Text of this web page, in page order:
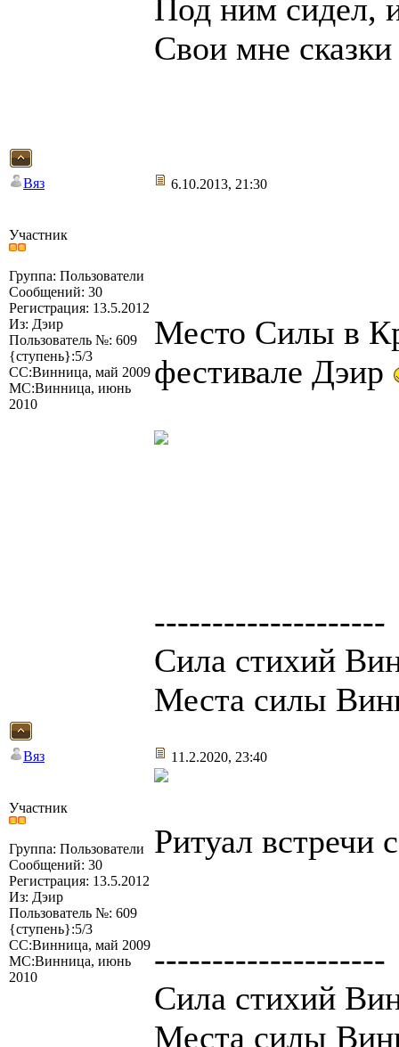
Под ним сидел,
Свои мне
Вяз 6.10.2013, 21:30
Участник
Группа: Пользователи
Сообщений: 30
Регистрация: 13.5.2012
Из: Дэир
Пользователь №: 609
{ступень}:5/3
СС:Винница, май 2009
МС:Винница, июнь
2010
Место Силы в
фестивале Дэир
--------------------
Сила стихий
Места силы
Вяз 11.2.2020, 23:40
Участник
Группа: Пользователи
Сообщений: 30
Регистрация: 13.5.2012
Из: Дэир
Пользователь №: 609
{ступень}:5/3
СС:Винница, май 2009
МС:Винница, июнь
2010
Ритуал встречи
--------------------
Сила стихий
Места силы